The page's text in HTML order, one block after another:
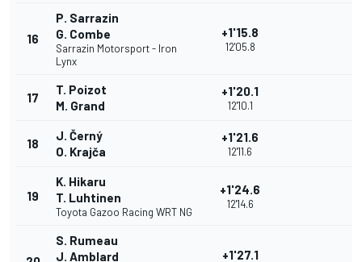
16
P. Sarrazin
G. Combe
Sarrazin Motorsport - Iron
Lynx
+1'15.8
12'05.8
17
T. Poizot
M. Grand
+1'20.1
12'10.1
18
J. Černý
O. Krajča
+1'21.6
12'11.6
19
K. Hikaru
T. Luhtinen
Toyota Gazoo Racing WRT NG
+1'24.6
12'14.6
S. Rumeau
J. Amblard
+1'27.1